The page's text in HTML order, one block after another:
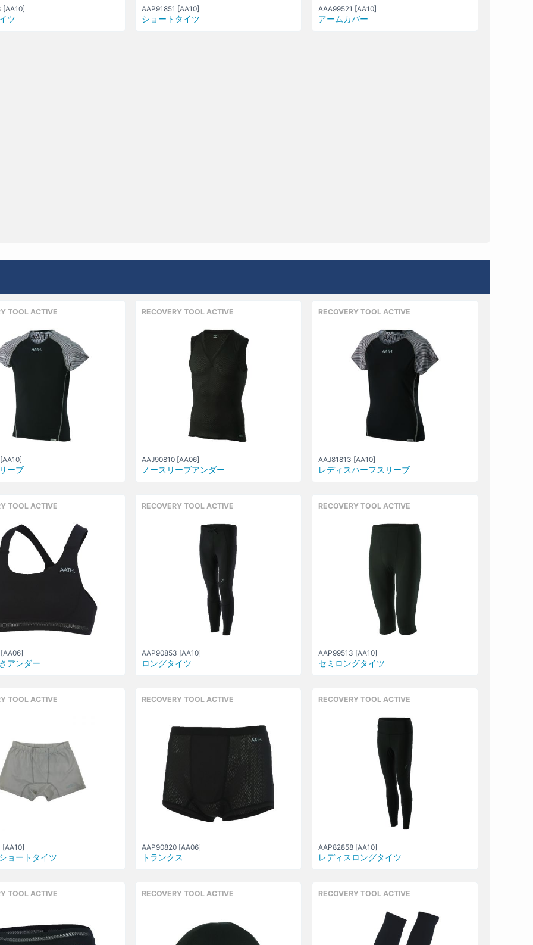
[AA10]
ツ
AAP91851 [AA10]
ショートタイツ
AAA99521 [AA10]
アームカバー
TOOL ACTIVE
ーブ
RECOVERY TOOL ACTIVE
AAJ90810 [AA06]
ノースリーブアンダー
RECOVERY TOOL ACTIVE
AAJ81813 [AA10]
レディスハーフスリーブ
TOOL ACTIVE
アンダー
RECOVERY TOOL ACTIVE
AAP90853 [AA10]
ロングタイツ
RECOVERY TOOL ACTIVE
AAP99513 [AA10]
セミロングタイツ
TOOL ACTIVE
[AA10]
ョートタイツ
RECOVERY TOOL ACTIVE
AAP90820 [AA06]
トランクス
RECOVERY TOOL ACTIVE
AAP82858 [AA10]
レディスロングタイツ
TOOL ACTIVE RECOVERY TOOL ACTIVE RECOVERY TOOL ACTIVE